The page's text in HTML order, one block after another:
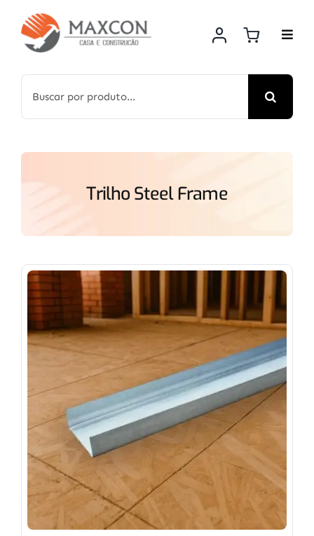
content
for:
Trilho Steel Frame